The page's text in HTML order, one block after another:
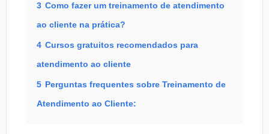
3 Como fazer um treinamento de atendimento
ao cliente na prática?
4 Cursos gratuitos recomendados para
atendimento ao cliente
5 Perguntas frequentes sobre Treinamento de
Atendimento ao Cliente: